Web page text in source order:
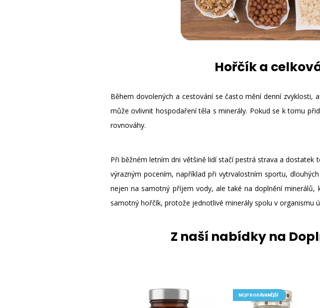
Hořčík a
Během dovolených a cestování se často mění denní
může ovlivnit hospodaření těla s minerály. Pokud se k tomu
rovnováhy.
Při běžném letním dni většině lidí stačí pestrá strava a
výrazným pocením, například při vytrvalostním sportu,
nejen na samotný příjem vody, ale také na doplnění
samotný hořčík, protože jednotlivé minerály spolu v organismu
Z naší nabídky na
NEJPRODÁVANĚJŠÍ